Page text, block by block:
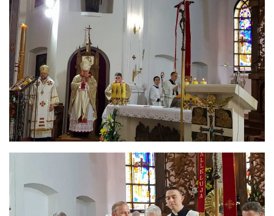
Свято-Івано-Павлівський монастир сестер Згромадження
Св. Йосифа ОПДМ
Монастир сестер милосердя Св. Вінкентія. Дім Милосердя
Монастир Успення Пресвятої Богородиці Сестер Чину
Святого Василія Великого
Комісії
Катехитична комісія
Комісія у справах молоді
Комісія у справах родини
Комісія з питань душпастирства охорони здоров’я
Спільноти
Квіти Слобожанщини